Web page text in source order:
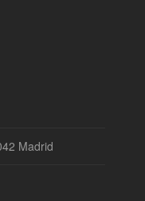
Madrid